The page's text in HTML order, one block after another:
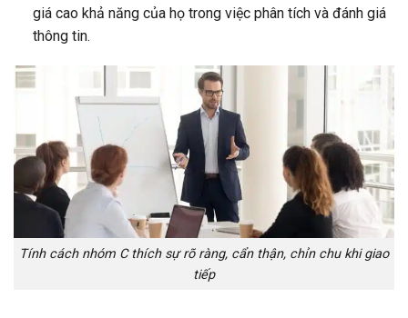
giá cao khả năng của họ trong việc phân tích và đánh giá
thông tin.
Tính cách nhóm C thích sự rõ ràng, cẩn thận, chỉn chu khi giao
tiếp